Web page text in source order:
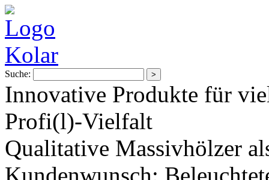
Suche:
Innovative Produkte für
Profi(l)-Vielfalt
Qualitative Massivhölzer